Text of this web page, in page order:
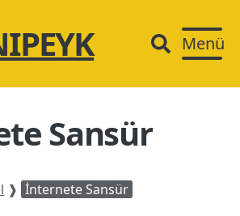
Menü
Sansür
❱ İnternete Sansür